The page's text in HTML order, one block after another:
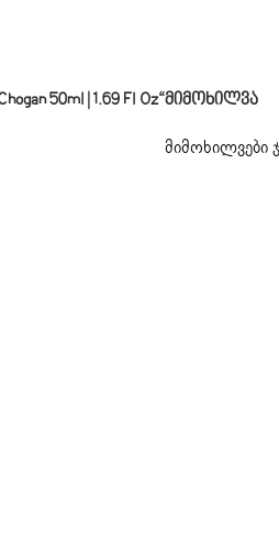
Მიმოხილვა
მიმოხილვები
50ml | 1.69 Fl Oz“